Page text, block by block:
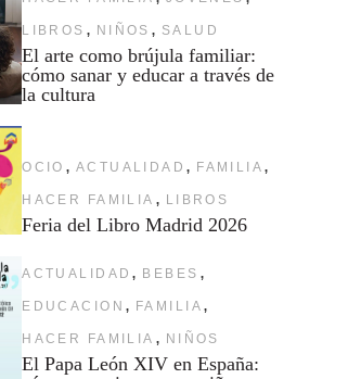
LIBROS , NIÑOS , SALUD
El arte como brújula familiar:
cómo sanar y educar a través de
la cultura
OCIO , ACTUALIDAD , FAMILIA ,
HACER FAMILIA , LIBROS
Feria del Libro Madrid 2026
ACTUALIDAD , BEBES ,
EDUCACION , FAMILIA ,
HACER FAMILIA , NIÑOS
El Papa León XIV en España: